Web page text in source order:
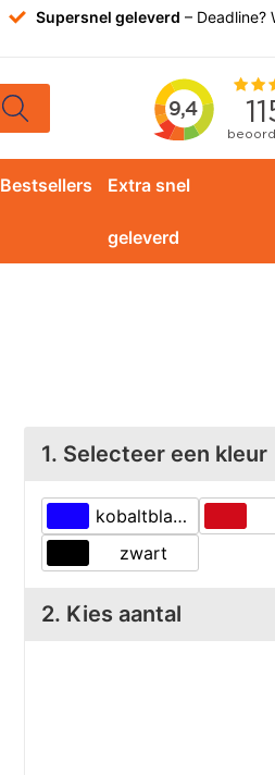
Supersnel geleverd – Deadline?
Bestsellers Extra snel
geleverd
1. Selecteer een kleur
kobaltblauw
zwart
2. Kies aantal